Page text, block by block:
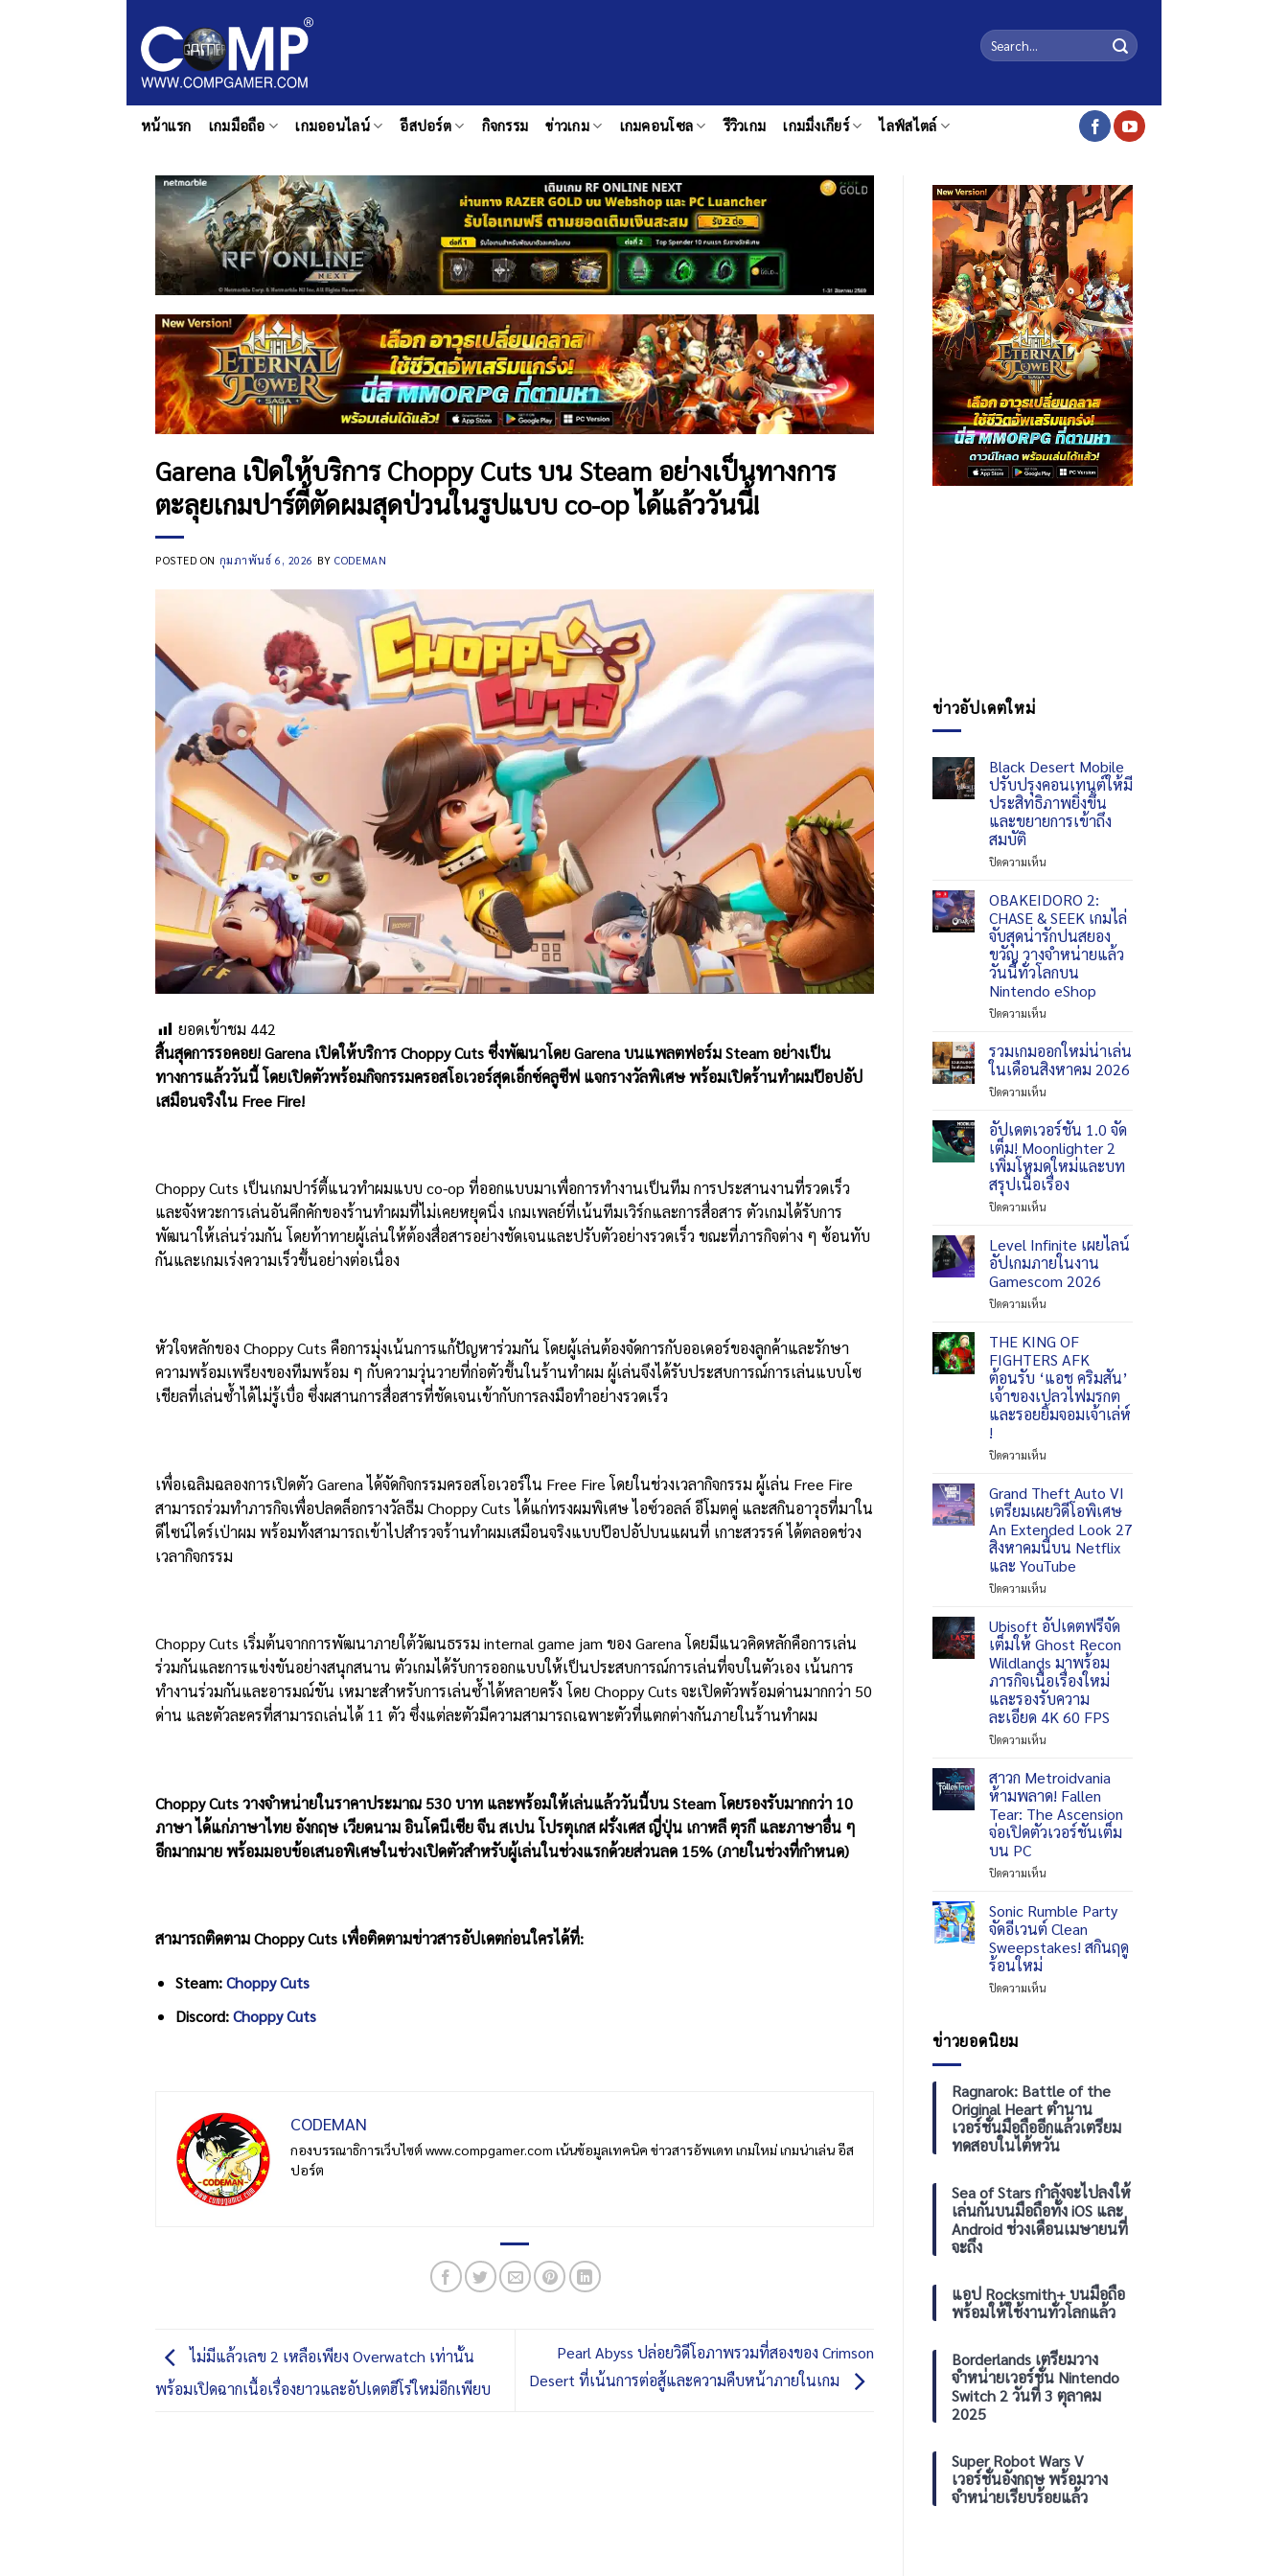
เนื้อหา
หน้าแรก เกมมือถือ เกมออนไลน์ อีสปอร์ต กิจกรรม ข่าวเกม เกมคอนโซล รีวิวเกม เกมมิ่งเกียร์ ไลฟ์สไตล์
Garena เปิดให้บริการ Choppy Cuts บน Steam อย่างเป็นทางการ
ตะลุยเกมปาร์ตี้ตัดผมสุดป่วนในรูปแบบ co-op ได้แล้ววันนี้!
POSTED ON กุมภาพันธ์ 6, 2026 BYCODEMAN
ยอดเข้าชม 442
สิ้นสุดการรอคอย!Garena เปิดให้บริการChoppy Cutsซึ่งพัฒนาโดยGarenaบนแพลตฟอร์มSteam อย่างเป็น
ทางการแล้ววันนี้ โดยเปิดตัวพร้อมกิจกรรมครอสโอเวอร์สุดเอ็กซ์คลูซีฟ แจกรางวัลพิเศษ พร้อมเปิดร้านทำผมป๊อปอัป
เสมือนจริงใน Free Fire!
Choppy Cuts เป็นเกมปาร์ตี้แนวทำผมแบบ co-op ที่ออกแบบมาเพื่อการทำงานเป็นทีม การประสานงานที่รวดเร็ว
และจังหวะการเล่นอันคึกคักของร้านทำผมที่ไม่เคยหยุดนิ่ง เกมเพลย์ที่เน้นทีมเวิร์กและการสื่อสาร ตัวเกมได้รับการ
พัฒนาให้เล่นร่วมกัน โดยท้าทายผู้เล่นให้ต้องสื่อสารอย่างชัดเจนและปรับตัวอย่างรวดเร็ว ขณะที่ภารกิจต่าง ๆ ซ้อนทับ
กันและเกมเร่งความเร็วขึ้นอย่างต่อเนื่อง
หัวใจหลักของ Choppy Cuts คือการมุ่งเน้นการแก้ปัญหาร่วมกัน โดยผู้เล่นต้องจัดการกับออเดอร์ของลูกค้าและรักษา
ความพร้อมเพรียงของทีมพร้อม ๆ กับความวุ่นวายที่ก่อตัวขึ้นในร้านทำผม ผู้เล่นจึงได้รับประสบการณ์การเล่นแบบโซ
เชียลที่เล่นซ้ำได้ไม่รู้เบื่อ ซึ่งผสานการสื่อสารที่ชัดเจนเข้ากับการลงมือทำอย่างรวดเร็ว
เพื่อเฉลิมฉลองการเปิดตัว Garena ได้จัดกิจกรรมครอสโอเวอร์ใน Free Fire โดยในช่วงเวลากิจกรรม ผู้เล่น Free Fire
สามารถร่วมทำภารกิจเพื่อปลดล็อกรางวัลธีม Choppy Cuts ได้แก่ทรงผมพิเศษ ไอซ์วอลล์ อีโมตคู่ และสกินอาวุธที่มาใน
ดีไซน์ไดร์เป่าผม พร้อมทั้งสามารถเข้าไปสำรวจร้านทำผมเสมือนจริงแบบป๊อปอัปบนแผนที่ เกาะสวรรค์ ได้ตลอดช่วง
เวลากิจกรรม
Choppy Cuts เริ่มต้นจากการพัฒนาภายใต้วัฒนธรรม internal game jam ของ Garena โดยมีแนวคิดหลักคือการเล่น
ร่วมกันและการแข่งขันอย่างสนุกสนาน ตัวเกมได้รับการออกแบบให้เป็นประสบการณ์การเล่นที่จบในตัวเอง เน้นการ
ทำงานร่วมกันและอารมณ์ขัน เหมาะสำหรับการเล่นซ้ำได้หลายครั้ง โดย Choppy Cuts จะเปิดตัวพร้อมด่านมากกว่า 50
ด่าน และตัวละครที่สามารถเล่นได้ 11 ตัว ซึ่งแต่ละตัวมีความสามารถเฉพาะตัวที่แตกต่างกันภายในร้านทำผม
Choppy Cutsวางจำหน่ายในราคาประมาณ 530บาท และพร้อมให้เล่นแล้ววันนี้บนSteamโดยรองรับมากกว่า 10
ภาษา ได้แก่ภาษาไทย อังกฤษ เวียดนาม อินโดนีเซีย จีน สเปน โปรตุเกส ฝรั่งเศส ญี่ปุ่น เกาหลี ตุรกี และภาษาอื่น ๆ
อีกมากมาย พร้อมมอบข้อเสนอพิเศษในช่วงเปิดตัวสำหรับผู้เล่นในช่วงแรกด้วยส่วนลด 15% (ภายในช่วงที่กำหนด)
สามารถติดตามChoppy Cuts เพื่อติดตามข่าวสารอัปเดตก่อนใครได้ที่:
Steam:Choppy Cuts
Discord:Choppy Cuts
CODEMAN
กองบรรณาธิการเว็บไซต์ www.compgamer.com เน้นข้อมูลเทคนิค ข่าวสารอัพเดท เกมใหม่ เกมน่าเล่น อีส
ปอร์ต
ไม่มีแล้วเลข 2 เหลือเพียง Overwatch เท่านั้น
พร้อมเปิดฉากเนื้อเรื่องยาวและอัปเดตฮีโร่ใหม่อีกเพียบ
Pearl Abyss ปล่อยวิดีโอภาพรวมที่สองของ Crimson
Desert ที่เน้นการต่อสู้และความคืบหน้าภายในเกม
ข่าวอัปเดตใหม่
Black Desert Mobile
ปรับปรุงคอนเทนต์ให้มี
ประสิทธิภาพยิ่งขึ้น
และขยายการเข้าถึง
สมบัติ
ปิดความเห็น
Desert
Mobile
ปรับปรุง
คอน
เทนต์
ให้
มี
และ
ขยาย
สมบัติ
OBAKEIDORO 2:
CHASE & SEEK เกมไล่
จับสุดน่ารักปนสยอง
ขวัญ วางจำหน่ายแล้ว
วันนี้ทั่วโลกบน
Nintendo eShop
ปิดความเห็น
2:
CHASE
&
ไล่
จับ
สุด
น่า
รัก
ขวัญ
วาง
จำหน่าย
แล้ว
ทั่ว
โลก
บน
Nintendo
eShop
รวมเกมออกใหม่น่าเล่น
ในเดือนสิงหาคม 2026
ปิดความเห็น
เกม
ออก
ใหม่
น่า
เล่น
สิงหาคม
2026
อัปเดตเวอร์ชัน 1.0 จัด
เต็ม! Moonlighter 2
เพิ่มโหมดใหม่และบท
สรุปเนื้อเรื่อง
ปิดความเห็น
เวอร์ชัน
1.0
จัด
เต็ม!
เพิ่ม
โหมด
ใหม่
และ
บท
สรุป
Level Infinite เผยไลน์
อัปเกมภายในงาน
Gamescom 2026
ปิดความเห็น
Infinite
เผย
ไลน์
อัป
เกม
ภายใน
THE KING OF
FIGHTERS AFK
ต้อนรับ ‘แอช คริมสัน’
เจ้าของเปลวไฟมรกต
และรอยยิ้มจอมเจ้าเล่ห์
!
ปิดความเห็น
KING
OF
FIGHTERS
AFK
ต้อนรับ
‘แอช
สัน’
เจ้าของ
เปลว
ไฟ
มรกต
และ
รอย
เล่ห์
!
Grand Theft Auto VI
เตรียมเผยวิดีโอพิเศษ
An Extended Look 27
สิงหาคมนี้บน Netflix
และ YouTube
ปิดความเห็น
Theft
Auto
VI
เตรียม
เผย
วิดีโอ
พิเศษ
27
สิงหาคม
นี้
บน
Ubisoft อัปเดตฟรีจัด
เต็มให้ Ghost Recon
Wildlands มาพร้อม
ภารกิจเนื้อเรื่องใหม่
และรองรับความ
ละเอียด 4K 60 FPS
ปิดความเห็น
อัปเดต
ฟรี
จัด
เต็ม
ให้
พร้อม
ภารกิจ
เนื้อ
FPS
สาวก Metroidvania
ห้ามพลาด! Fallen
Tear: The Ascension
จ่อเปิดตัวเวอร์ชันเต็ม
บน PC
ปิดความเห็น
Metroidvania
ห้าม
พลาด!
Fallen
เต็ม
บน
PC
Sonic Rumble Party
จัดอีเวนต์ Clean
Sweepstakes! สกินฤดู
ร้อนใหม่
ปิดความเห็น
Clean
Sweepstakes!
สกิน
ฤดู
ร้อน
ข่าวยอดนิยม
Ragnarok: Battle of the
Original Heart ตำนาน
เวอร์ชั่นมือถืออีกแล้วเตรียม
ทดสอบในไต้หวัน
Sea of Stars กำลังจะไปลงให้
เล่นกันบนมือถือทั้ง iOS และ
Android ช่วงเดือนเมษายนที่
จะถึง
แอป Rocksmith+ บนมือถือ
พร้อมให้ใช้งานทั่วโลกแล้ว
Borderlands เตรียมวาง
จำหน่ายเวอร์ชั่น Nintendo
Switch 2 วันที่ 3 ตุลาคม
2025
Super Robot Wars V
เวอร์ชั่นอังกฤษ พร้อมวาง
จำหน่ายเรียบร้อยแล้ว